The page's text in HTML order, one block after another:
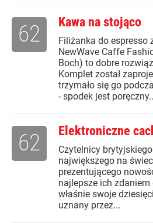
Kawa na stojąco
Filiżanka do espresso
NewWave Caffe
Boch) to dobre
Komplet został
trzymało się go
- spodek jest
62
Elektroniczne
Czytelnicy
największego na
prezentującego
najlepsze ich
właśnie swoje
uznany przez...
62